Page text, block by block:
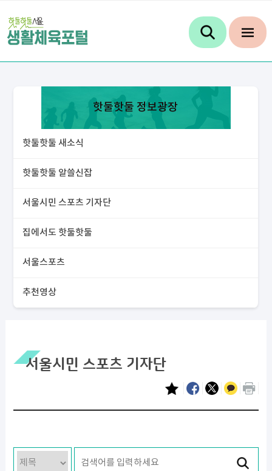
핫둘핫둘 정보광장
핫둘핫둘 새소식
핫둘핫둘 알쓸신잡
서울시민 스포츠 기자단
집에서도 핫둘핫둘
서울스포츠
추천영상
서울시민 스포츠 기자단